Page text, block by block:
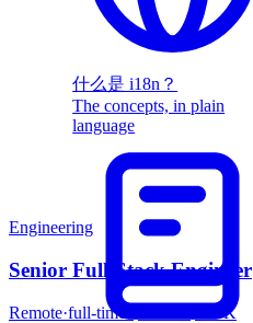
什么是 i18n？
The concepts, in plain
language
Engineering
Senior Full-Stack Engineer
Remote·full-time $120K–$180K